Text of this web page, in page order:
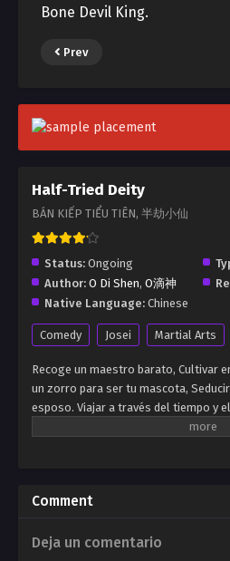
Bone Devil King.
Prev
Half-Tried Deity
BÁN KIẾP TIỂU TIÊN, 半劫小仙
Status: Ongoing
Author: O Di Shen, O滴神
Native Language: Chinese
Comedy Josei Martial Arts
Recoge un maestro barato, Cultivar
un zorro para ser tu mascota,
esposo. Viajar a través del tiempo y
único que debe temer es la falta de
camino de otras personas para que
caminar. No hay nada de qué
juzgado. Podemos aprobar la prueba
Comment
Deja un comentario